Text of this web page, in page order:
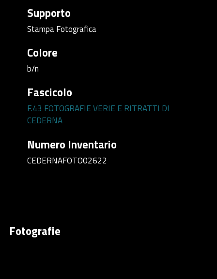
Supporto
Stampa Fotografica
Colore
b/n
Fascicolo
F.43 FOTOGRAFIE VERIE E RITRATTI DI
CEDERNA
Numero Inventario
CEDERNAFOTO02622
Fotografie